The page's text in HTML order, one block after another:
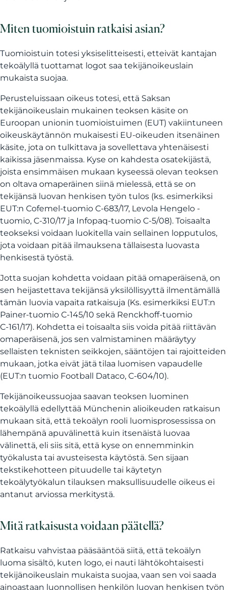
Miten tuomioistuin ratkaisi asian?
Tuomioistuin totesi yksiselitteisesti, etteivät kantajan
tekoälyllä tuottamat logot saa tekijänoikeuslain
mukaista suojaa.
Perusteluissaan oikeus totesi, että Saksan
tekijänoikeuslain mukainen teoksen käsite on
Euroopan unionin tuomioistuimen (EUT) vakiintuneen
oikeuskäytännön mukaisesti EU-oikeuden itsenäinen
käsite, jota on tulkittava ja sovellettava yhtenäisesti
kaikissa jäsenmaissa. Kyse on kahdesta osatekijästä,
joista ensimmäisen mukaan kyseessä olevan teoksen
on oltava omaperäinen siinä mielessä, että se on
tekijänsä luovan henkisen työn tulos (ks. esimerkiksi
EUT:n Cofemel-tuomio C-683/17, Levola Hengelo -
tuomio, C‑310/17 ja Infopaq-tuomio C‑5/08). Toisaalta
teokseksi voidaan luokitella vain sellainen lopputulos,
jota voidaan pitää ilmauksena tällaisesta luovasta
henkisestä työstä.
Jotta suojan kohdetta voidaan pitää omaperäisenä, on
sen heijastettava tekijänsä yksilöllisyyttä ilmentämällä
tämän luovia vapaita ratkaisuja (Ks. esimerkiksi EUT:n
Painer-tuomio C-145/10 sekä Renckhoff-tuomio
C‑161/17). Kohdetta ei toisaalta siis voida pitää riittävän
omaperäisenä, jos sen valmistaminen määräytyy
sellaisten teknisten seikkojen, sääntöjen tai rajoitteiden
mukaan, jotka eivät jätä tilaa luomisen vapaudelle
(EUT:n tuomio Football Dataco, C‑604/10).
Tekijänoikeussuojaa saavan teoksen luominen
tekoälyllä edellyttää Münchenin alioikeuden ratkaisun
mukaan sitä, että tekoälyn rooli luomisprosessissa on
lähempänä apuvälinettä kuin itsenäistä luovaa
välinettä, eli siis sitä, että kyse on ennemminkin
työkalusta tai avusteisesta käytöstä. Sen sijaan
tekstikehotteen pituudelle tai käytetyn
tekoälytyökalun tilauksen maksullisuudelle oikeus ei
antanut arviossa merkitystä.
Mitä ratkaisusta voidaan päätellä?
Ratkaisu vahvistaa pääsääntöä siitä, että tekoälyn
luoma sisältö, kuten logo, ei nauti lähtökohtaisesti
tekijänoikeuslain mukaista suojaa, vaan sen voi saada
ainoastaan luonnollisen henkilön luovan henkisen työn